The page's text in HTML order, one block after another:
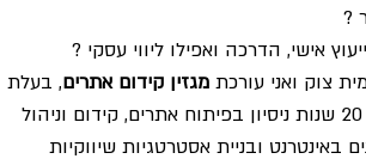
?
אישי, הדרכה ואפילו ליווי עסקי ?
צוק ואני עורכת מגזין קידום אתרים, בעלת
מעל ל 20 שנות ניסיון בפיתוח אתרים, קידום וניהול
באינטרנט ובניית אסטרטגיות שיווקיות